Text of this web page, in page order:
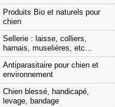
Produits Bio et naturels pour
chien
Sellerie : laisse, colliers,
harnais, muselières, etc...
Antiparasitaire pour chien et
environnement
Chien blessé, handicapé,
levage, bandage